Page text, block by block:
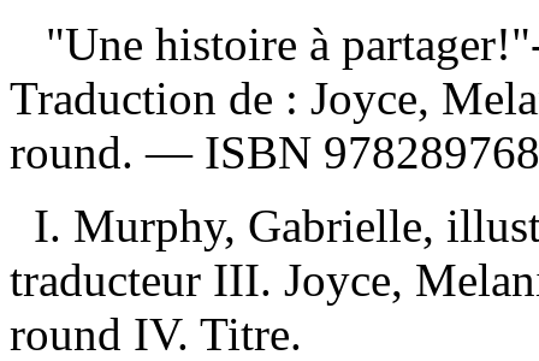
"Une histoire à
Traduction de : Joyce,
round. — ISBN
I. Murphy, Gabrielle,
traducteur III. Joyce,
round IV. Titre.